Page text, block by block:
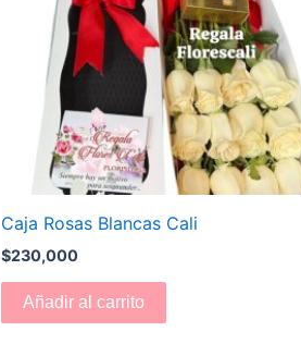
Caja Rosas Blancas Cali
$230,000
Añadir al carrito